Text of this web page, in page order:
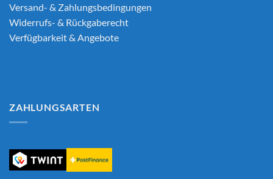
Versand- & Zahlungsbedingungen
Widerrufs- & Rückgaberecht
Verfügbarkeit & Angebote
ZAHLUNGSARTEN